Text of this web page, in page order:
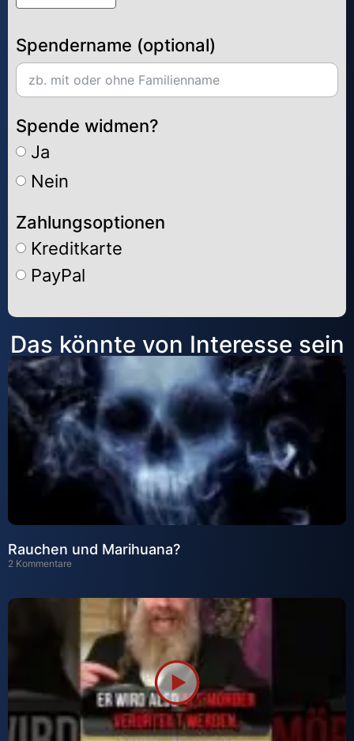
Spendername (optional)
Spende widmen?
Ja
Nein
Zahlungsoptionen
Kreditkarte
PayPal
Alternative:
Das könnte von Interesse sein
Rauchen und Marihuana?
2 Kommentare